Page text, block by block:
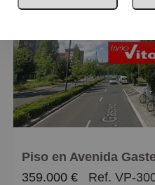
Caros
Pequeños
Grandes
Piso en Avenida
359.000 €
Ref. VP-